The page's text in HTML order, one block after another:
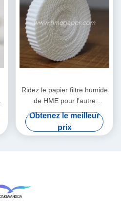
Ridez le papier filtre humide
de HME pour l'autre
Comsumables médical
Obtenez le meilleur
prix